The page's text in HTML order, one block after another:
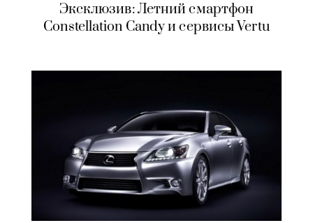
Эксклюзив: Летний смартфон
Constellation Candy и сервисы Vertu